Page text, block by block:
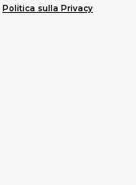
Politica sulla Privacy